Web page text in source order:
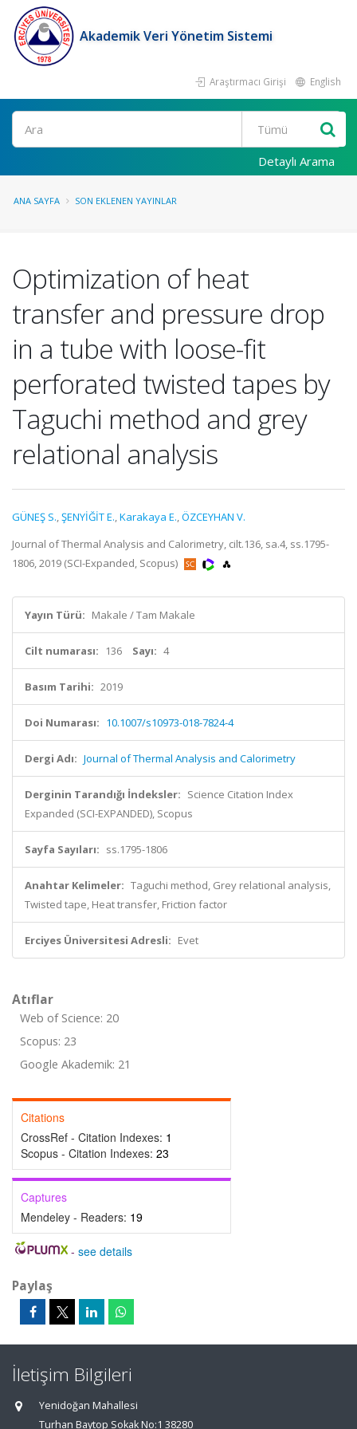
Akademik Veri Yönetim Sistemi
Araştırmacı Girişi English
Ara
Detaylı Arama
ANA SAYFA SON EKLENEN YAYINLAR
Optimization of heat
transfer and pressure drop
in a tube with loose-fit
perforated twisted tapes by
Taguchi method and grey
relational analysis
GÜNEŞ S.,ŞENYİĞİT E.,Karakaya E.,ÖZCEYHAN V.
Journal of Thermal Analysis and Calorimetry, cilt.136, sa.4, ss.1795-
1806, 2019 (SCI-Expanded, Scopus)
Yayın Türü: Makale / Tam Makale
Cilt numarası: 136 Sayı: 4
Basım Tarihi: 2019
Doi Numarası: 10.1007/s10973-018-7824-4
Dergi Adı: Journal of Thermal Analysis and Calorimetry
Derginin Tarandığı İndeksler: Science Citation Index
Expanded (SCI-EXPANDED), Scopus
Sayfa Sayıları: ss.1795-1806
Anahtar Kelimeler: Taguchi method, Grey relational analysis,
Twisted tape, Heat transfer, Friction factor
Erciyes Üniversitesi Adresli: Evet
Atıflar
Web of Science: 20
Scopus: 23
Google Akademik: 21
Citations
CrossRef - Citation Indexes: 1
Scopus - Citation Indexes: 23
Captures
Mendeley - Readers: 19
- see details
Paylaş
İletişim Bilgileri
Yenidoğan Mahallesi
Turhan Baytop Sokak No:1 38280